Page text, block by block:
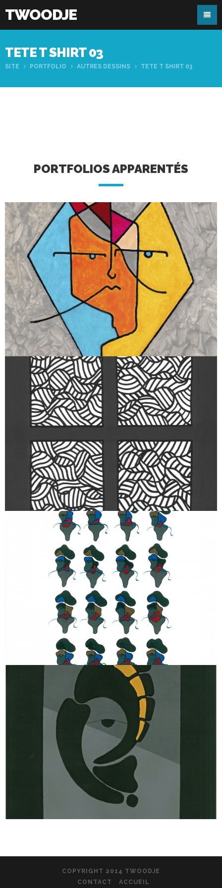
TWOODJE
TETE T SHIRT 03
SITE PORTFOLIO AUTRES DESSINS TETE T SHIRT 03
PORTFOLIOS APPARENTÉS
COPYRIGHT 2014 TWOODJE
CONTACT
ACCUEIL